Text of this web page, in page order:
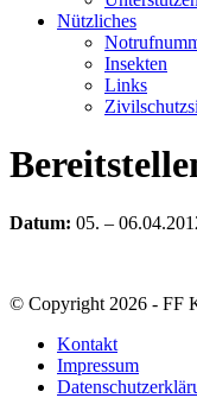
Nützliches
Insekten
Links
Datum: 05. –
© Copyright 2026 - FF
Kontakt
Impressum